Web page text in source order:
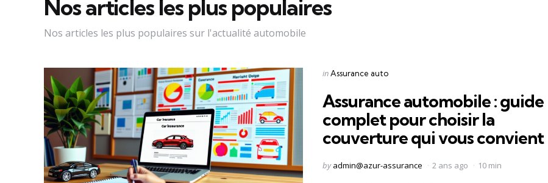
Nos articles les plus populaires
Nos articles les plus populaires sur l'actualité automobile
Categories
Posted
inAssurance auto
Assurance automobile : guide
complet pour choisir la
couverture qui vous convient
Posted
by admin@azur-assurance 2 ans ago 10 min